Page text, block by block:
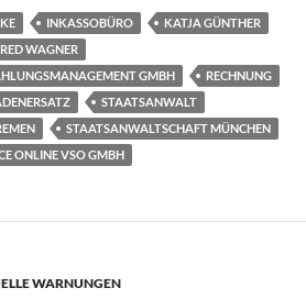
INKASSOBÜRO
KATJA GÜNTHER
WAGNER
GMBH
RECHNUNG
STAATSANWALT
STAATSANWALTSCHAFT MÜNCHEN
ONLINE VSO GMBH
WARNUNGEN